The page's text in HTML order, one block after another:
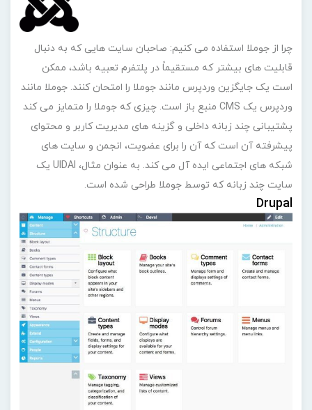
چرا از جوملا استفاده می کنیم: صاحبان سایت هایی که به دنبال
قابلیت های بیشتر که مستقیماً در پلتفرم تعبیه باشد، ممکن
است یک جایگزین وردپرس مانند جوملا را امتحان کنند. جوملا مانند
وردپرس یک CMS منبع باز است. چیزی که جوملا را متمایز می کند
پشتیبانی چند زبانه داخلی و گزینه های مدیریت کاربر و محتوای
پیشرفته آن است که آن را برای عضویت، انجمن و سایت های
شبکه های اجتماعی ایده آل می کند. به عنوان مثال، UIDAI یک
سایت چند زبانه که توسط جوملا طراحی شده است.
Drupal